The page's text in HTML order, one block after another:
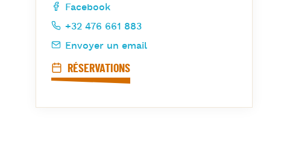
Facebook
+32 476 661 883
Envoyer un email
RÉSERVATIONS